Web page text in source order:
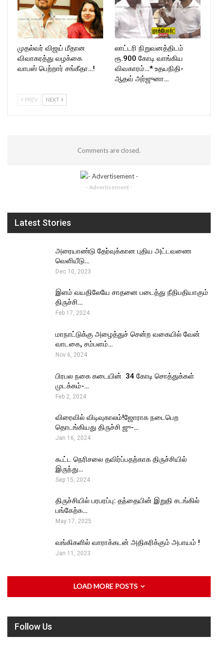
முதல்வர் விஜய் மீதான
விவாகரத்து வழக்கை
வாபஸ் பெற்றார் சங்கீதா…!
லாட்டரி நிறுவனத்திடம்
ரூ.900 கோடி வாங்கிய
விவகாரம்…* உதயநிதி-
ஆதவ் அர்ஜுனா…
PREV NEXT
Comments are closed.
- Advertisement -
Latest Stories
அரையாண்டு தேர்வுக்கான புதிய அட்டவணை
வெளியீடு…
Dec 10, 2023
இளம் வயதிலேயே சாதனை படைத்து நீதிபதியாகும்
திருச்சி…
Feb 17, 2024
மாநாட்டுக்கு அழைத்துச் சென்ற வகையில் வேன்
வாடகை, சம்பளம்…
Nov 6, 2024
பிரபல நகை கடையின் ₹ 34 கோடி சொத்துக்கள்
முடக்கம்-…
Feb 2, 2024
விரைவில் விடிவுகாலம்!ஜோராக நடைபெற
தொடங்கியது திருச்சி ஜு-…
Jan 16, 2024
கூட்ட நெரிசலை தவிர்ப்பதற்காக திருச்சியில்
இருந்து…
Sep 15, 2024
திருச்சியில் பரபரப்பு: தந்தையின் இறுதி சடங்கில்
பங்கேற்க…
May 17, 2025
வங்கிகளில் வாராக்கடன் அதிகரிக்கும் அபாயம் !
Jan 11, 2023
LOAD MORE POSTS
Follow Us